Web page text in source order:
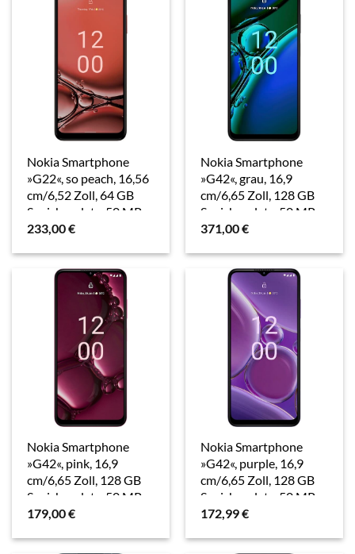
Nokia Smartphone
»G22«, so peach, 16,56
cm/6,52 Zoll, 64 GB
Speicherplatz, 50 MP
Kamera
233,00€
Nokia Smartphone
»G42«, grau, 16,9
cm/6,65 Zoll, 128 GB
Speicherplatz, 50 MP
Kamera
371,00€
Nokia Smartphone
»G42«, pink, 16,9
cm/6,65 Zoll, 128 GB
Speicherplatz, 50 MP
Kamera
179,00€
Nokia Smartphone
»G42«, purple, 16,9
cm/6,65 Zoll, 128 GB
Speicherplatz, 50 MP
Kamera
172,99€